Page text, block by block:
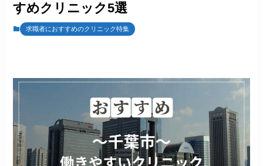
すめクリニック5選
求職者におすすめのクリニック特集